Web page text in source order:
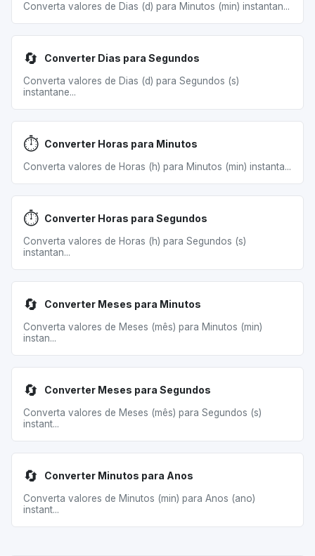
Converta valores de Dias (d) para Minutos (min) instantan...
🔄 Converter Dias para Segundos
Converta valores de Dias (d) para Segundos (s)
instantane...
⏱️ Converter Horas para Minutos
Converta valores de Horas (h) para Minutos (min) instanta...
⏱️ Converter Horas para Segundos
Converta valores de Horas (h) para Segundos (s)
instantan...
🔄 Converter Meses para Minutos
Converta valores de Meses (mês) para Minutos (min)
instan...
🔄 Converter Meses para Segundos
Converta valores de Meses (mês) para Segundos (s)
instant...
🔄 Converter Minutos para Anos
Converta valores de Minutos (min) para Anos (ano)
instant...